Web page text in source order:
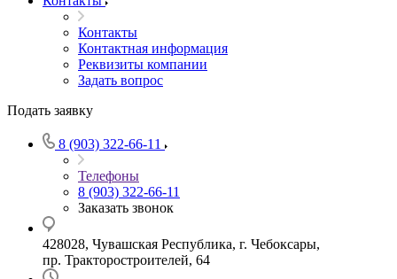
Контакты
Контактная информация
Реквизиты компании
Задать вопрос
Подать заявку
8 (903) 322-66-11
Телефоны
8 (903) 322-66-11
Заказать звонок
428028, Чувашская Республика, г. Чебоксары,
пр. Тракторостроителей, 64